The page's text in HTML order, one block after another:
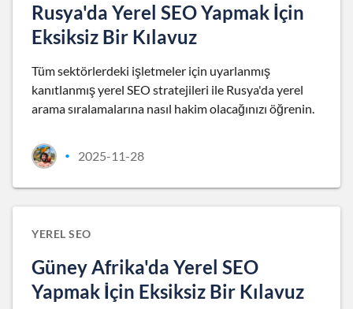
Rusya'da Yerel SEO Yapmak İçin
Eksiksiz Bir Kılavuz
Tüm sektörlerdeki işletmeler için uyarlanmış
kanıtlanmış yerel SEO stratejileri ile Rusya'da yerel
arama sıralamalarına nasıl hakim olacağınızı öğrenin.
• 2025-11-28
YEREL SEO
Güney Afrika'da Yerel SEO
Yapmak İçin Eksiksiz Bir Kılavuz